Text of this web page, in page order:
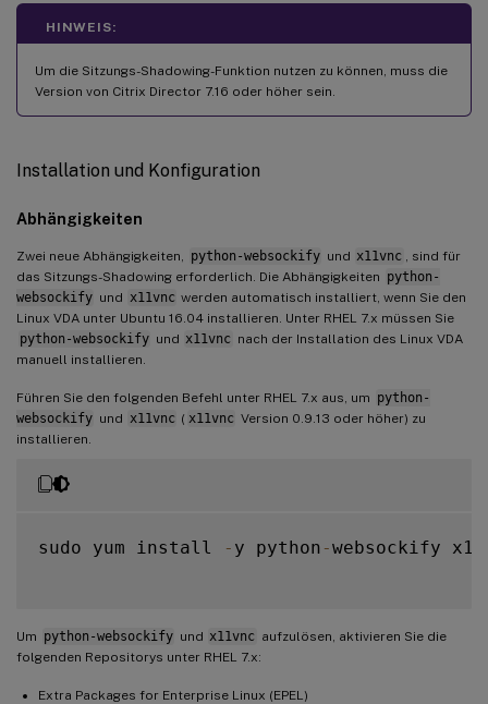
HINWEIS:
Um die Sitzungs-Shadowing-Funktion nutzen zu können, muss die
Version von Citrix Director 7.16 oder höher sein.
Installation und Konfiguration
Abhängigkeiten
Zwei neue Abhängigkeiten, python-websockify und x11vnc
, sind für
das Sitzungs-Shadowing erforderlich. Die Abhängigkeiten python-
websockify und x11vnc werden automatisch installiert, wenn Sie den
Linux VDA unter Ubuntu 16.04 installieren. Unter RHEL 7.x müssen Sie
python-websockify und x11vnc nach der Installation des Linux VDA
manuell installieren.
Führen Sie den folgenden Befehl unter RHEL 7.x aus, um python-
websockify und x11vnc ( x11vnc Version 0.9.13 oder höher) zu
installieren.
sudo yum install - y python -websockify
Um python-websockify und x11vnc aufzulösen, aktivieren Sie die
folgenden Repositorys unter RHEL 7.x:
Extra Packages for Enterprise Linux (EPEL)